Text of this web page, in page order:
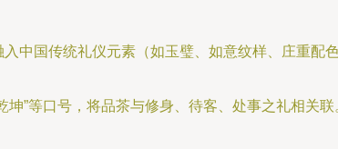
中国传统礼仪元素（如玉璧、如意纹样、庄重配
”等口号，将品茶与修身、待客、处事之礼相关联